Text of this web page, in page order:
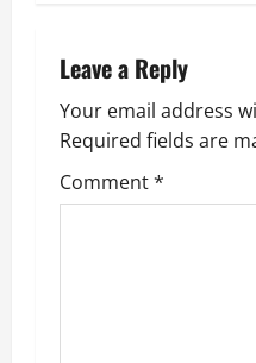
a
v
i
Leave a Reply
Your email address
Required fields are
Comment*